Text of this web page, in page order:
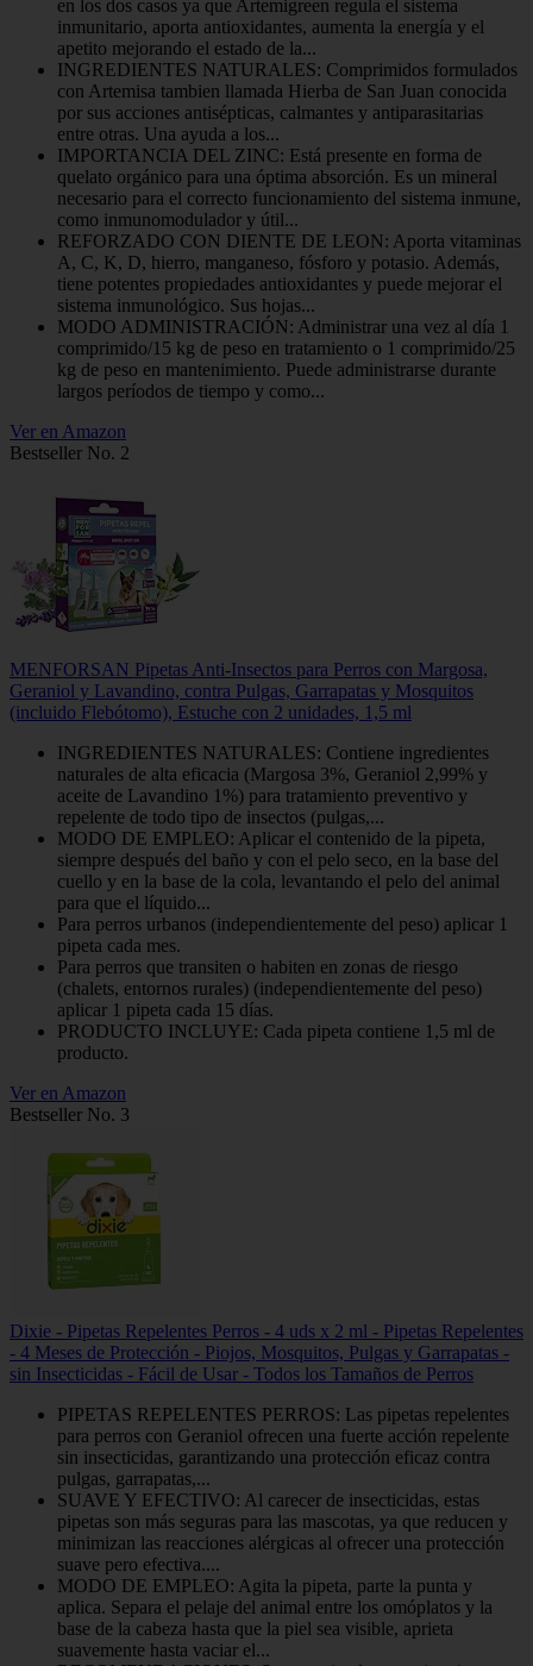
en los dos casos ya que Artemigreen regula el sistema
inmunitario, aporta antioxidantes, aumenta la energía y el
apetito mejorando el estado de la...
INGREDIENTES NATURALES: Comprimidos formulados
con Artemisa tambien llamada Hierba de San Juan conocida
por sus acciones antisépticas, calmantes y antiparasitarias
entre otras. Una ayuda a los...
IMPORTANCIA DEL ZINC: Está presente en forma de
quelato orgánico para una óptima absorción. Es un mineral
necesario para el correcto funcionamiento del sistema inmune,
como inmunomodulador y útil...
REFORZADO CON DIENTE DE LEON: Aporta vitaminas
A, C, K, D, hierro, manganeso, fósforo y potasio. Además,
tiene potentes propiedades antioxidantes y puede mejorar el
sistema inmunológico. Sus hojas...
MODO ADMINISTRACIÓN: Administrar una vez al día 1
comprimido/15 kg de peso en tratamiento o 1 comprimido/25
kg de peso en mantenimiento. Puede administrarse durante
largos períodos de tiempo y como...
Ver en Amazon
Bestseller No. 2
MENFORSAN Pipetas Anti-Insectos para Perros con Margosa,
Geraniol y Lavandino, contra Pulgas, Garrapatas y Mosquitos
(incluido Flebótomo), Estuche con 2 unidades, 1,5 ml
INGREDIENTES NATURALES: Contiene ingredientes
naturales de alta eficacia (Margosa 3%, Geraniol 2,99% y
aceite de Lavandino 1%) para tratamiento preventivo y
repelente de todo tipo de insectos (pulgas,...
MODO DE EMPLEO: Aplicar el contenido de la pipeta,
siempre después del baño y con el pelo seco, en la base del
cuello y en la base de la cola, levantando el pelo del animal
para que el líquido...
Para perros urbanos (independientemente del peso) aplicar 1
pipeta cada mes.
Para perros que transiten o habiten en zonas de riesgo
(chalets, entornos rurales) (independientemente del peso)
aplicar 1 pipeta cada 15 días.
PRODUCTO INCLUYE: Cada pipeta contiene 1,5 ml de
producto.
Ver en Amazon
Bestseller No. 3
Dixie - Pipetas Repelentes Perros - 4 uds x 2 ml - Pipetas Repelentes
- 4 Meses de Protección - Piojos, Mosquitos, Pulgas y Garrapatas -
sin Insecticidas - Fácil de Usar - Todos los Tamaños de Perros
PIPETAS REPELENTES PERROS: Las pipetas repelentes
para perros con Geraniol ofrecen una fuerte acción repelente
sin insecticidas, garantizando una protección eficaz contra
pulgas, garrapatas,...
SUAVE Y EFECTIVO: Al carecer de insecticidas, estas
pipetas son más seguras para las mascotas, ya que reducen y
minimizan las reacciones alérgicas al ofrecer una protección
suave pero efectiva....
MODO DE EMPLEO: Agita la pipeta, parte la punta y
aplica. Separa el pelaje del animal entre los omóplatos y la
base de la cabeza hasta que la piel sea visible, aprieta
suavemente hasta vaciar el...